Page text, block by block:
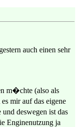
auch einen sehr
m�chte (also als
mir auf das eigene
deswegen ist das
Enginenutzung ja